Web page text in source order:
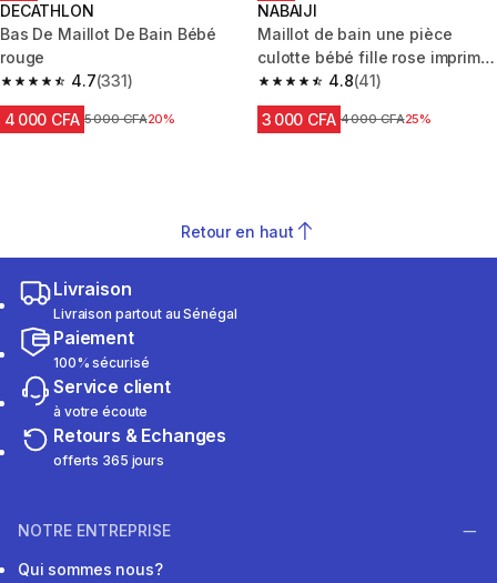
DECATHLON
Bas De Maillot De Bain Bébé
rouge
4.7
4.7 out of 5 stars from 331 reviews
(331)
4 000 CFA Prix avant réduction
5 000 CFA20%
NABAIJI
Maillot de bain une pièce
culotte bébé fille rose imprimé
"papillons"4.8
4.8 out of 5 stars from 41
(41)
3 000 CFA Prix avant réduction
4 000 CFA25%
Retour en haut
Livraison
Livraison partout au Sénégal
Paiement
100% sécurisé
Service client
à votre écoute
Retours & Echanges
offerts 365 jours
NOTRE ENTREPRISE
Qui sommes nous?